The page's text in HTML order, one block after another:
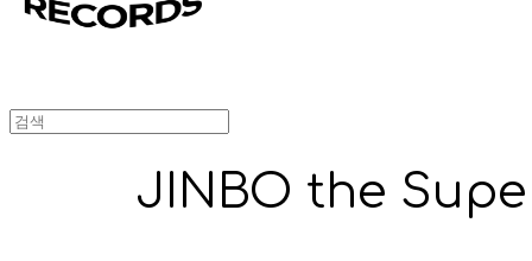
JINBO the